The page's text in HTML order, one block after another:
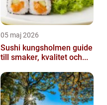
05 maj 2026
Sushi kungsholmen guide
till smaker, kvalitet och...